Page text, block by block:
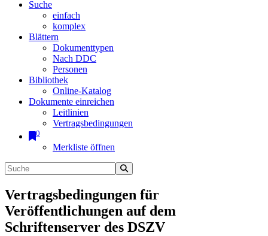
Suche
einfach
komplex
Blättern
Dokumenttypen
Nach DDC
Personen
Bibliothek
Online-Katalog
Dokumente einreichen
Leitlinien
Vertragsbedingungen
0
Merkliste öffnen
Vertragsbedingungen für
Veröffentlichungen auf dem
Schriftenserver des DSZV